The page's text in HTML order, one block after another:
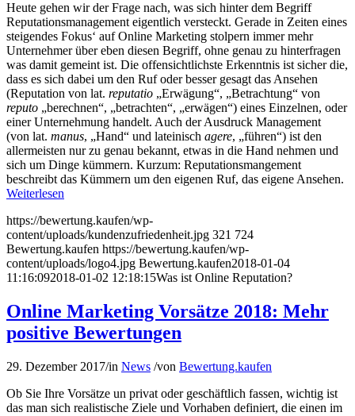
Heute gehen wir der Frage nach, was sich hinter dem Begriff
Reputationsmanagement eigentlich versteckt. Gerade in Zeiten eines
steigendes Fokus‘ auf Online Marketing stolpern immer mehr
Unternehmer über eben diesen Begriff, ohne genau zu hinterfragen
was damit gemeint ist. Die offensichtlichste Erkenntnis ist sicher die,
dass es sich dabei um den Ruf oder besser gesagt das Ansehen
(Reputation von lat. reputatio „Erwägung“, „Betrachtung“ von
reputo „berechnen“, „betrachten“, „erwägen“) eines Einzelnen, oder
einer Unternehmung handelt. Auch der Ausdruck Management
(von lat. manus, „Hand“ und lateinisch agere, „führen“) ist den
allermeisten nur zu genau bekannt, etwas in die Hand nehmen und
sich um Dinge kümmern. Kurzum: Reputationsmangement
beschreibt das Kümmern um den eigenen Ruf, das eigene Ansehen.
Weiterlesen
https://bewertung.kaufen/wp-
content/uploads/kundenzufriedenheit.jpg 321 724
Bewertung.kaufen https://bewertung.kaufen/wp-
content/uploads/logo4.jpg Bewertung.kaufen2018-01-04
11:16:092018-01-02 12:18:15Was ist Online Reputation?
Online Marketing Vorsätze 2018: Mehr
positive Bewertungen
29. Dezember 2017/in News /von Bewertung.kaufen
Ob Sie Ihre Vorsätze un privat oder geschäftlich fassen, wichtig ist
das man sich realistische Ziele und Vorhaben definiert, die einen im